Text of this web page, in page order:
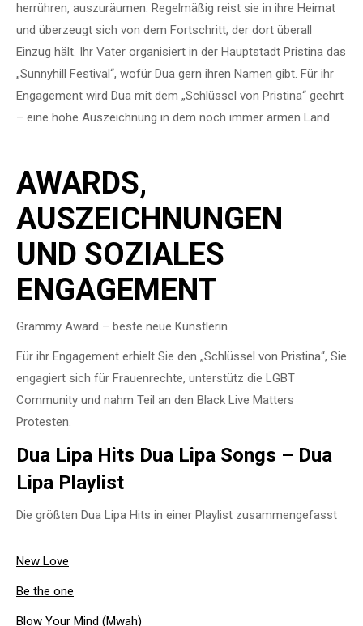
herrühren, auszuräumen. Regelmäßig reist sie in ihre Heimat
und überzeugt sich von dem Fortschritt, der dort überall
Einzug hält. Ihr Vater organisiert in der Hauptstadt Pristina das
„Sunnyhill Festival“, wofür Dua gern ihren Namen gibt. Für ihr
Engagement wird Dua mit dem „Schlüssel von Pristina“ geehrt
– eine hohe Auszeichnung in dem noch immer armen Land.
AWARDS,
AUSZEICHNUNGEN
UND SOZIALES
ENGAGEMENT
Grammy Award – beste neue Künstlerin
Für ihr Engagement erhielt Sie den „Schlüssel von Pristina“, Sie
engagiert sich für Frauenrechte, unterstütz die LGBT
Community und nahm Teil an den Black Live Matters
Protesten.
Dua Lipa Hits Dua Lipa Songs – Dua
Lipa Playlist
Die größten Dua Lipa Hits in einer Playlist zusammengefasst
New Love
Be the one
Blow Your Mind (Mwah)